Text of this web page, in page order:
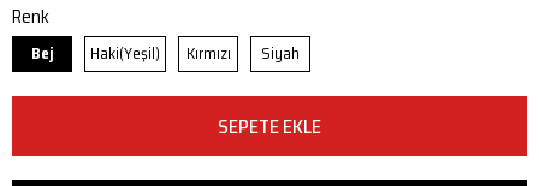
Renk
Bej Haki(Yeşil) Kırmızı Siyah